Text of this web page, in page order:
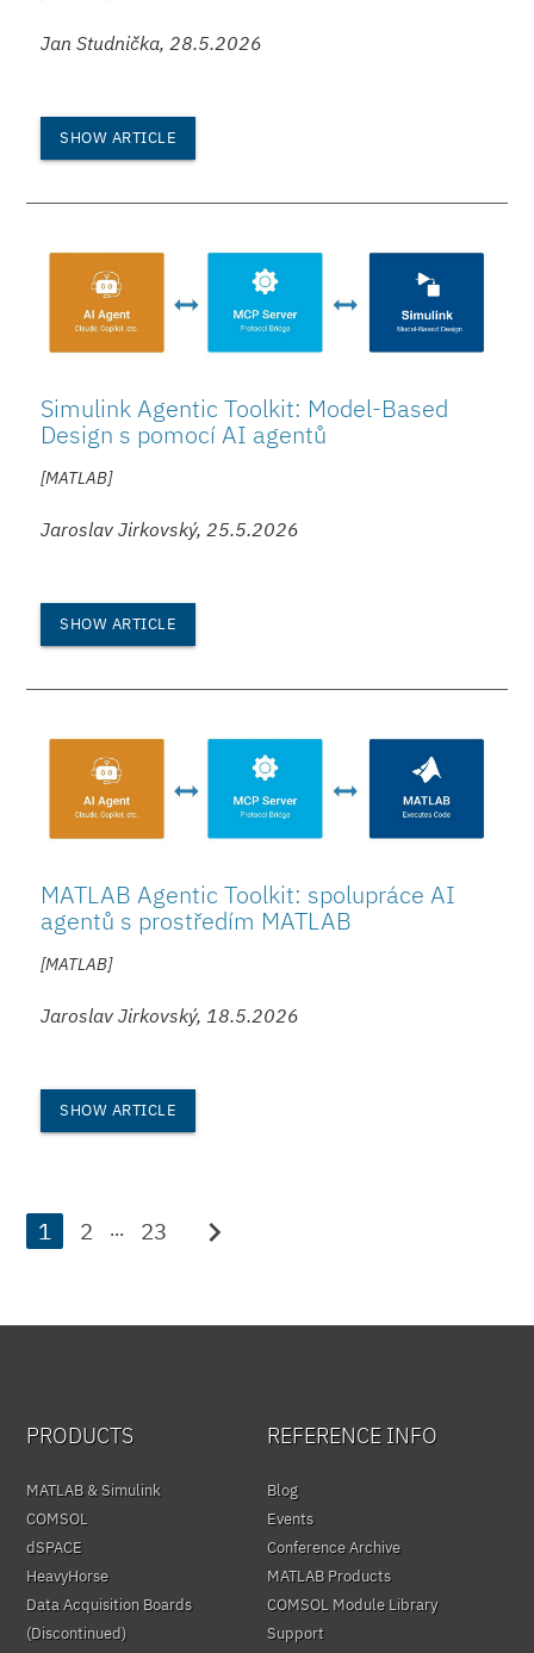
Jan Studnička, 28.5.2026
SHOW ARTICLE
Simulink Agentic Toolkit: Model-Based
Design s pomocí AI agentů
[MATLAB]
Jaroslav Jirkovský, 25.5.2026
SHOW ARTICLE
MATLAB Agentic Toolkit: spolupráce AI
agentů s prostředím MATLAB
[MATLAB]
Jaroslav Jirkovský, 18.5.2026
SHOW ARTICLE
1 2 ... 23 chevron_right
PRODUCTS
MATLAB & Simulink
COMSOL
dSPACE
HeavyHorse
Data Acquisition Boards
(Discontinued)
REFERENCE INFO
Blog
Events
Conference Archive
MATLAB Products
COMSOL Module Library
Support